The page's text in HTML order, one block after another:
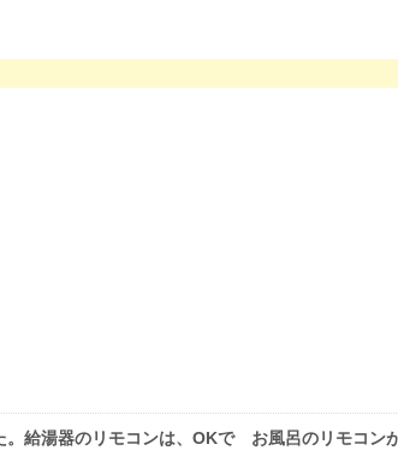
給湯器のリモコンは、OKで お風呂のリモコ